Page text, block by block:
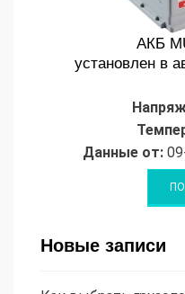
АКБ
установлен в
Данные от:
Новые записи